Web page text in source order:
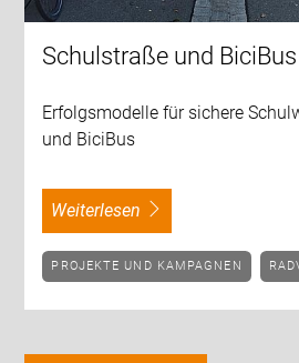
Schulstraße und BiciBus
Erfolgsmodelle für sichere
und BiciBus
weiterlesen
PROJEKTE UND KAMPAGNEN